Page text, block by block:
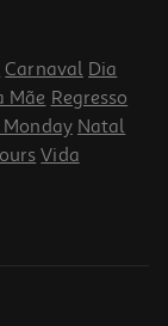
Carnaval Dia
Mãe Regresso
Monday Natal
Vida